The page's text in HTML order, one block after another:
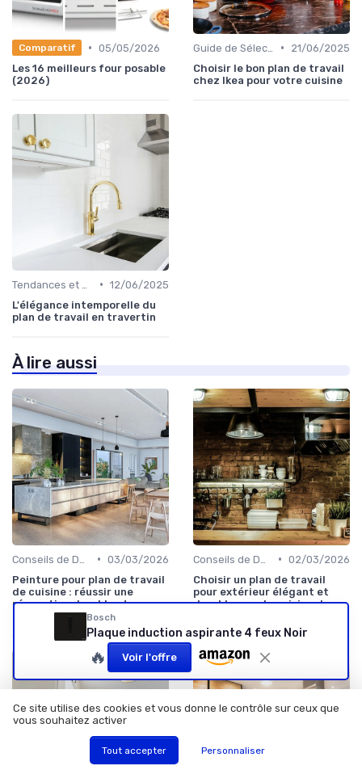
Comparatif • 05/05/2026
Les 16 meilleurs four posable
(2026)
•
21/06/2025
Choisir le bon plan de travail
chez Ikea pour votre cuisine
• 12/06/2025
L'élégance intemporelle du
plan de travail en travertin
À lire aussi
• 03/03/2026
Peinture pour plan de travail
de cuisine : réussir une
rénovation durable et
élégante
• 02/03/2026
Choisir un plan de travail
pour extérieur élégant et
durable pour la cuisine de
Bosch
Plaque induction aspirante 4 feux Noir
🔥 Voir l'offre
Ce site utilise des cookies et vous donne le contrôle sur ceux que
vous souhaitez activer
Tout accepter Personnaliser